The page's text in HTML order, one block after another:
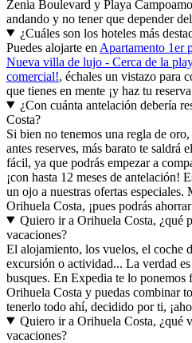
Zenia Boulevard y Playa
andando y no tener que depender
¿Cuáles son los hoteles más
Puedes alojarte en Apartamento 1er
Nueva villa de lujo - Cerca de la
comercial!, échales un vistazo para
que tienes en mente ¡y haz tu
¿Con cuánta antelación debería
Costa?
Si bien no tenemos una regla de
antes reserves, más barato te saldrá
fácil, ya que podrás empezar a
¡con hasta 12 meses de antelación!
un ojo a nuestras ofertas especiales.
Orihuela Costa, ¡pues podrás
Quiero ir a Orihuela Costa, ¿qué
vacaciones?
El alojamiento, los vuelos, el coche
excursión o actividad... La verdad
busques. En Expedia te lo ponemos
Orihuela Costa y puedas combinar
tenerlo todo ahí, decidido por ti,
Quiero ir a Orihuela Costa, ¿qué
vacaciones?